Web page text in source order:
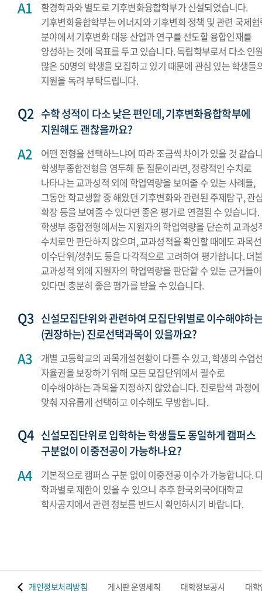
환경학과와 별도로 기후변화융합학부가 신설되었습니다.
기후변화융합학부는 에너지와 기후변화 정책 및 관련 국제
분야에서 기후변화 대응 산업과 연구를 선도할 융합인재를
양성하는 것에 목표를 두고 있습니다. 독립학부로서 다소 인
많은 50명의 학생을 모집하고 있기 때문에 관심 있는 학생들
지원을 독려 부탁드립니다.
수학 성적이 다소 낮은 편인데, 기후변화융합학부에
지원해도 괜찮을까요?
어떤 전형을 선택하느냐에 따라 조금씩 차이가 있을 것 같습
학생부종합전형을 염두해 둔 질문이라면, 정량적인 수치로
나타나는 교과성적 외에 학업역량을 보여줄 수 있는 사례들,
그동안 학교생활 중 해왔던 기후변화와 관련된 주제탐구, 관
확장 등을 보여줄 수 있다면 좋은 평가로 연결될 수 있습니다.
학생부 종합전형에서는 지원자의 학업역량을 단순히 교과성
수치로만 판단하지 않으며, 교과성적을 확인할 때에도 과목
이수단위/성취도 등을 다각적으로 고려하여 평가합니다. 더
교과성적 외에 지원자의 학업역량을 판단할 수 있는 근거들이
있다면 충분히 좋은 평가를 받을 수 있습니다.
신설모집단위와 관련하여 모집단위별로 이수해야하
(권장하는) 진로선택과목이 있을까요?
개별 고등학교의 과목개설현황이 다를 수 있고, 학생의 수업
자율권을 보장하기 위해 모든 모집단위에서 필수로
이수해야하는 과목을 지정하지 않았습니다. 진로탐색 과정에
맞춰 자유롭게 선택하고 이수해도 무방합니다.
신설모집단위로 입학하는 학생들도 동일하게 캠퍼스
구분없이 이중전공이 가능하나요?
기본적으로 캠퍼스 구분 없이 이중전공 이수가 가능합니다.
학과별로 제한이 있을 수 있으니 추후 한국외국어대학교
학사공지에서 관련 정보를 반드시 확인하시기 바랍니다.
개인정보처리방침 게시판 운영세칙 대학정보공시 대